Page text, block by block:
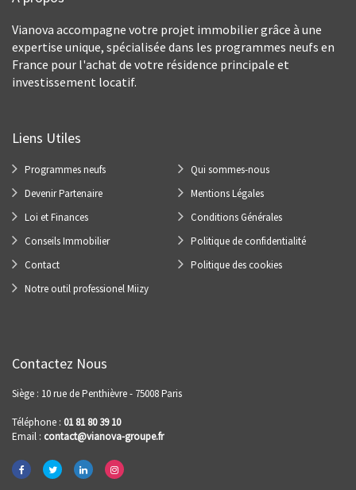
Vianova accompagne votre projet immobilier grâce à une
expertise unique, spécialisée dans les programmes neufs en
France pour l'achat de votre résidence principale et
investissement locatif.
Liens Utiles
Programmes neufs
Devenir Partenaire
Loi et Finances
Conseils Immobilier
Contact
Notre outil professionel Miizy
Qui sommes-nous
Mentions Légales
Conditions Générales
Politique de confidentialité
Politique des cookies
Contactez Nous
Siège : 10 rue de Penthièvre - 75008 Paris
Téléphone : 01 81 80 39 10
Email : contact@vianova-groupe.fr